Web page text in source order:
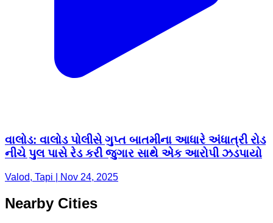
વાલોડ: વાલોડ પોલીસે ગુપ્ત બાતમીના આધારે અંધાત્રી રોડ
નીચે પુલ પાસે રેડ કરી જુગાર સાથે એક આરોપી ઝડપાયો
Valod, Tapi | Nov 24, 2025
Nearby Cities